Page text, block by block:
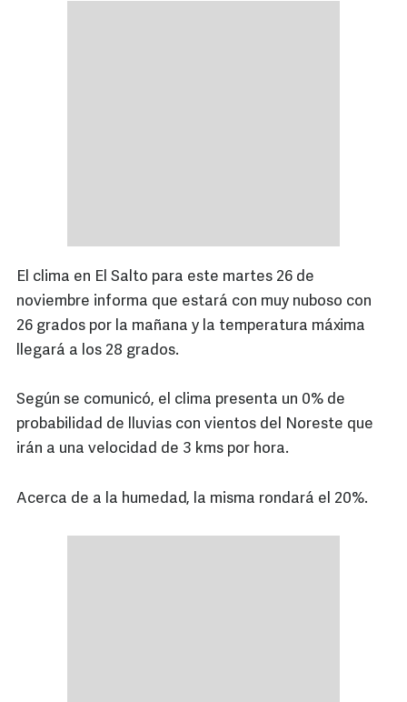
El clima en El Salto para este martes 26 de
noviembre informa que estará con muy nuboso con
26 grados por la mañana y la temperatura máxima
llegará a los 28 grados.
Según se comunicó, el clima presenta un 0% de
probabilidad de lluvias con vientos del Noreste que
irán a una velocidad de 3 kms por hora.
Acerca de a la humedad, la misma rondará el 20%.